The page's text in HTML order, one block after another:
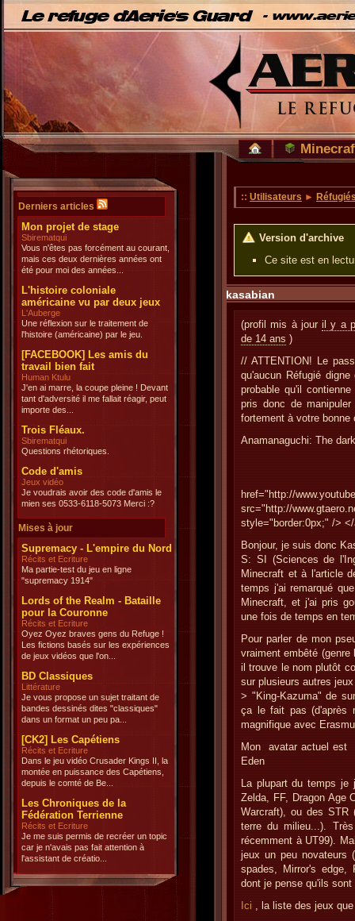
Derniers articles
Mon projet de stage
Sbirematqui
Vous n'êtes pas forcément au courant,
mais ces deux dernières années ont
été pour moi des années...
L'histoire coloniale
américaine vu par deux jeux
L'Auberge
Une réflexion sur le traitement de
l'histoire (américaine) par le jeu.
[FACEBOOK] Les amis du
travail bien fait
Human Ktulu
J'en ai marre, la coupe pleine ! Devant
tant d'adversité il me fallait réagir, peut
importe des...
Trois Fléaux.
Sbirematqui
Questions rhétoriques.
Code d'amis
Jeux vidéo
Je voudrais avoir des code d'amis le
mien ses 0533-6118-5073 Merci :?
Mises à jour
Supremacy - L'empire du Nord
Récits et Ecriture
Ma partie-test du jeu en ligne
"supremacy 1914"
Lords of the Realm - Bataille
pour la Couronne
Récits et Ecriture
Oyez Oyez braves gens du Refuge !
Les fictions basés sur les expériences
de jeux vidéos que l'on...
BD Classiques
Littérature
Je vous propose un sujet traitant de
bandes dessinés dites "classiques"
dans un format un peu pa...
[CK2] Les Capétiens
Récits et Ecriture
Dans le jeu vidéo Crusader Kings II, la
montée en puissance des Capétiens,
depuis le comté de Be...
Les Chroniques de la
Fédération Terrienne
Récits et Ecriture
Je me suis permis de recréer un topic
car je n'avais pas fait attention à
l'assistant de créatio...
:: Utilisateurs ►
Version d'archive
Ce site est en
kasabian
(profil mis à jouril y a
de 14 ans )
// ATTENTION! Le
qu'aucun Réfugié
probable qu'il
pris donc de
fortement à votre bonne
Anamanaguchi: The
href="http://
src="http://
style="border:0px;" />
Bonjour, je suis donc
S: SI (Sciences de
Minecraft et à l'article
temps j'ai remarqué
Minecraft, et j'ai pris
une fois de temps en
Pour parler de mon
vraiment embêté
il trouve le nom plutôt
sur plusieurs autres
> "King-Kazuma" de
ça le fait pas (d'après
magnifique avec
Mon avatar actuel est
Eden
La plupart du temps je
Zelda, FF, Dragon Age
Warcraft), ou des STR
terre du milieu...).
récemment à UT99).
jeux un peu novateurs
spades, Mirror's edge,
dont je pense qu'ils
Ici , la liste des jeux